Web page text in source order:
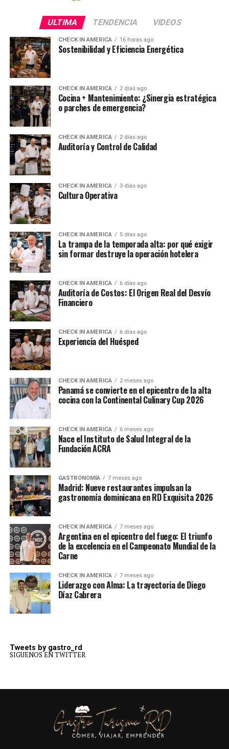
ULTIMA TENDENCIA VIDEOS
CHECK IN AMERICA 16 horas ago
Sostenibilidad y Eficiencia Energética
CHECK IN AMERICA 2 días ago
Cocina + Mantenimiento: ¿Sinergia estratégica
o parches de emergencia?
CHECK IN AMERICA 2 días ago
Auditoría y Control de Calidad
CHECK IN AMERICA 3 días ago
Cultura Operativa
CHECK IN AMERICA 5 días ago
La trampa de la temporada alta: por qué exigir
sin formar destruye la operación hotelera
CHECK IN AMERICA 6 días ago
Auditoría de Costos: El Origen Real del Desvío
Financiero
CHECK IN AMERICA 6 días ago
Experiencia del Huésped
CHECK IN AMERICA 2 meses ago
Panamá se convierte en el epicentro de la alta
cocina con la Continental Culinary Cup 2026
CHECK IN AMERICA 6 meses ago
Nace el Instituto de Salud Integral de la
Fundación ACRA
GASTRONOMÍA 7 meses ago
Madrid: Nueve restaurantes impulsan la
gastronomía dominicana en RD Exquisita 2026
CHECK IN AMERICA 7 meses ago
Argentina en el epicentro del fuego: El triunfo
de la excelencia en el Campeonato Mundial de la
Carne
CHECK IN AMERICA 7 meses ago
Liderazgo con Alma: La trayectoria de Diego
Díaz Cabrera
Tweets by gastro_rd
SIGUENOS EN TWITTER